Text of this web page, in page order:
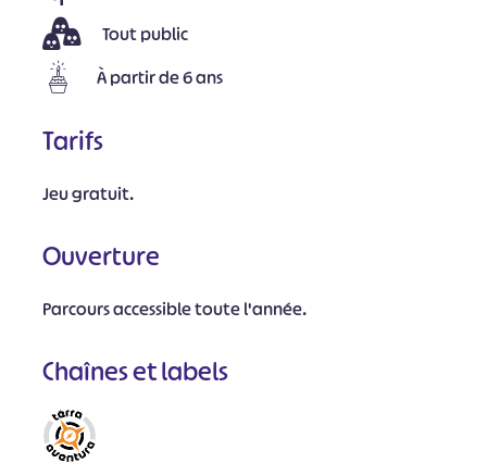
Tout public
À partir de 6 ans
Tarifs
Jeu gratuit.
Ouverture
Parcours accessible toute l'année.
Chaînes et labels